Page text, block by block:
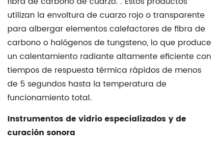
utilizan la envoltura de cuarzo rojo o transparente
para albergar elementos calefactores de fibra de
carbono o halógenos de tungsteno, lo que produce
un calentamiento radiante altamente eficiente con
tiempos de respuesta térmica rápidos de menos
de 5 segundos hasta la temperatura de
funcionamiento total.
Instrumentos de vidrio especializados y de
curación sonora